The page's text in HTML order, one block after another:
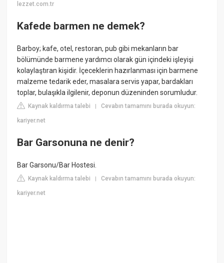
lezzet.com.tr
Kafede barmen ne demek?
Barboy; kafe, otel, restoran, pub gibi mekanların bar
bölümünde barmene yardımcı olarak gün içindeki işleyişi
kolaylaştıran kişidir. İçeceklerin hazırlanması için barmene
malzeme tedarik eder, masalara servis yapar, bardakları
toplar, bulaşıkla ilgilenir, deponun düzeninden sorumludur.
Kaynak kaldırma talebi |Cevabın tamamını burada okuyun:
kariyer.net
Bar Garsonuna ne denir?
Bar Garsonu/Bar Hostesi.
Kaynak kaldırma talebi |Cevabın tamamını burada okuyun:
kariyer.net